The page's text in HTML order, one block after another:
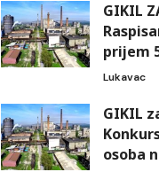
GIKIL
prijem
Lukavac
GIKIL
osoba